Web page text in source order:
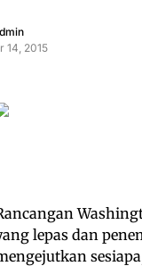
14, 2015
lepas dan